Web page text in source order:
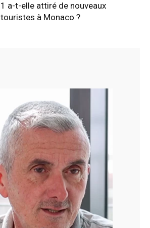
1 a-t-elle attiré de nouveaux
touristes à Monaco ?